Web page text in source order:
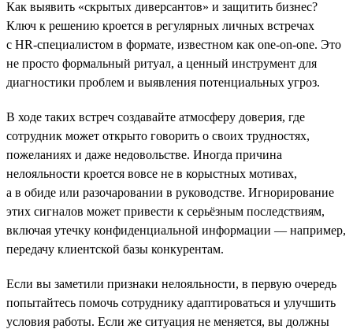
Как выявить «скрытых диверсантов» и защитить бизнес?
Ключ к решению кроется в регулярных личных встречах
с HR-специалистом в формате, известном как one-on-one. Это
не просто формальный ритуал, а ценный инструмент для
диагностики проблем и выявления потенциальных угроз.
В ходе таких встреч создавайте атмосферу доверия, где
сотрудник может открыто говорить о своих трудностях,
пожеланиях и даже недовольстве. Иногда причина
нелояльности кроется вовсе не в корыстных мотивах,
а в обиде или разочаровании в руководстве. Игнорирование
этих сигналов может привести к серьёзным последствиям,
включая утечку конфиденциальной информации — например,
передачу клиентской базы конкурентам.
Если вы заметили признаки нелояльности, в первую очередь
попытайтесь помочь сотруднику адаптироваться и улучшить
условия работы. Если же ситуация не меняется, вы должны